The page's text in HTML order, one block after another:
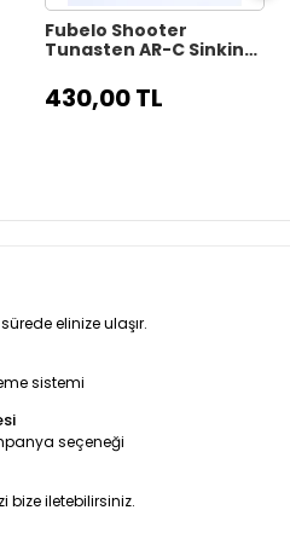
Fubelo Shooter
Tungsten AR-C Sinking
Mor Kafa
430,00 TL
elinize ulaşır.
sistemi
seçeneği
bize iletebilirsiniz.